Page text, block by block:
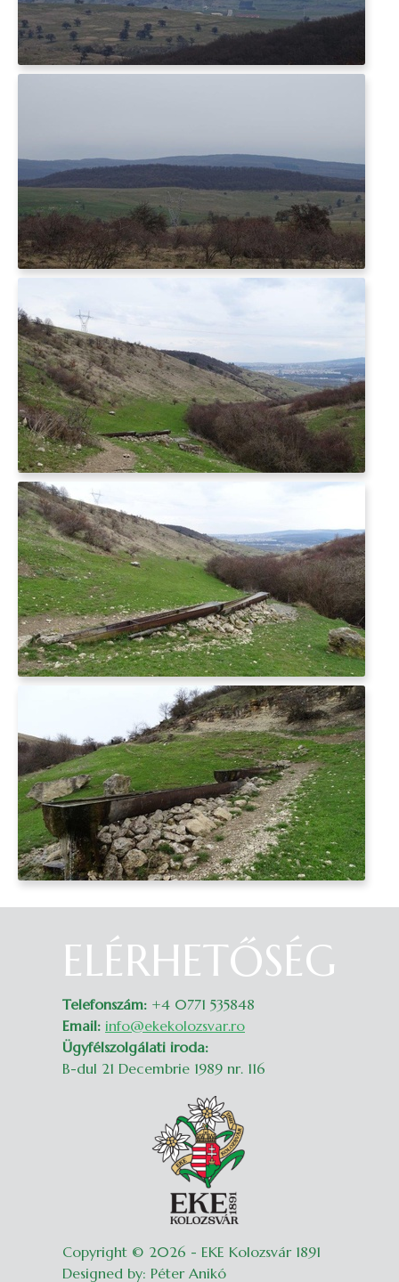
ELÉRHETŐSÉG
Telefonszám: +4 0771 535848
Email: info@ekekolozsvar.ro
Ügyfélszolgálati iroda:
B-dul 21 Decembrie 1989 nr. 116
Copyright © 2026 - EKE Kolozsvár 1891
Designed by: Péter Anikó